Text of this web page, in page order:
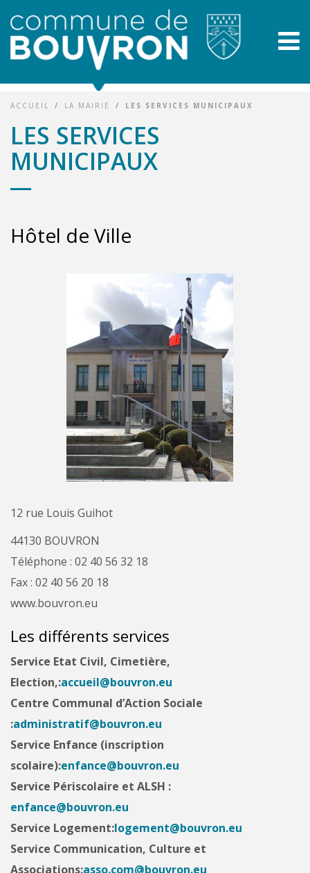
ACCUEIL / LA MAIRIE / LES SERVICES MUNICIPAUX
LES SERVICES
MUNICIPAUX
Hôtel de Ville
12 rue Louis Guihot
44130 BOUVRON
Téléphone : 02 40 56 32 18
Fax : 02 40 56 20 18
www.bouvron.eu
Les différents services
Service Etat Civil, Cimetière,
Election,:accueil@bouvron.eu
Centre Communal d’Action Sociale
:administratif@bouvron.eu
Service Enfance (inscription
scolaire):enfance@bouvron.eu
Service Périscolaire et ALSH :
enfance@bouvron.eu
Service Logement:logement@bouvron.eu
Service Communication, Culture et
Associations:asso.com@bouvron.eu